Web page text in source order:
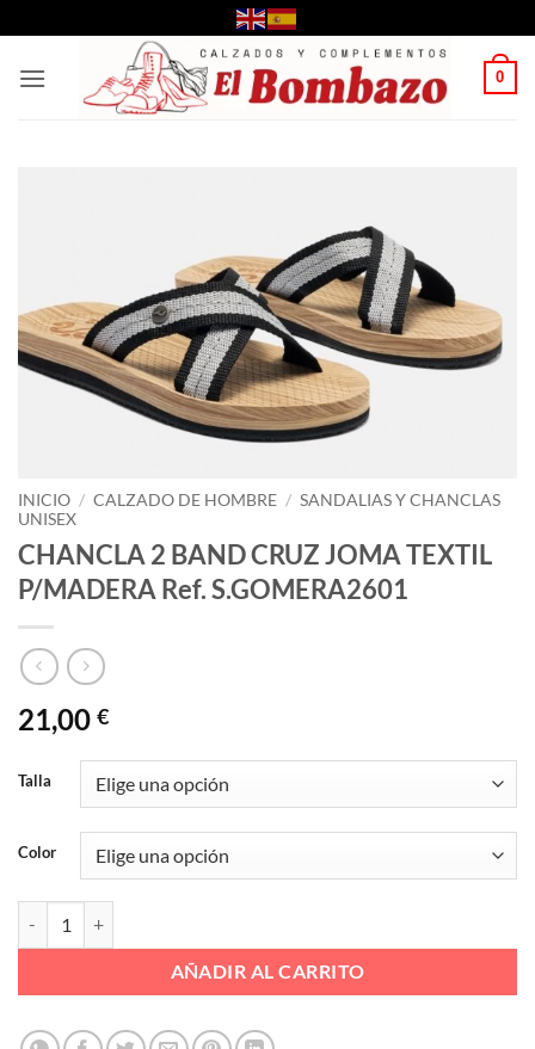
al
contenido
0
INICIO / CALZADO DE HOMBRE / SANDALIAS Y CHANCLAS
UNISEX
CHANCLA 2 BAND CRUZ JOMA TEXTIL
P/MADERA Ref. S.GOMERA2601
21,00 €
Talla
Color
AÑADIR AL CARRITO